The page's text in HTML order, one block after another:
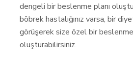
dengeli bir beslenme planı
böbrek hastalığınız varsa, bir
görüşerek size özel bir beslenme
oluşturabilirsiniz.